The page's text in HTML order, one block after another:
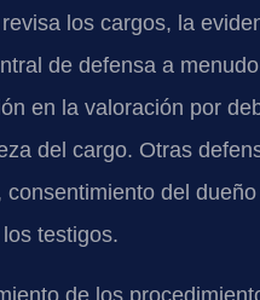
los cargos, la
de defensa a
en la valoración por
del cargo. Otras
del
testigos.
de los